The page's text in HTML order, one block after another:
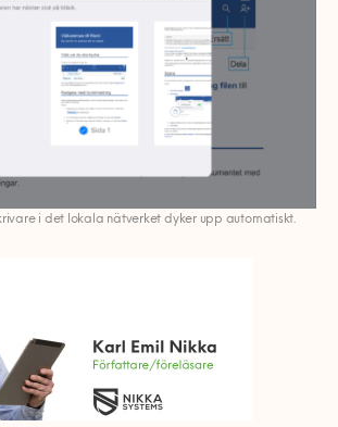
i det lokala nätverket dyker upp automatiskt.